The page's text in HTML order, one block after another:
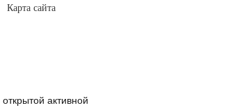
Карта сайта
активной